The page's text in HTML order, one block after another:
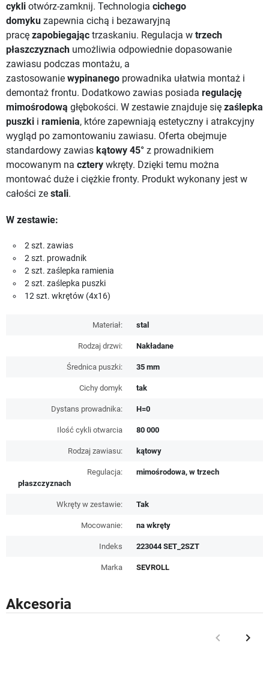
cykli otwórz-zamknij. Technologia cichego
domyku zapewnia cichą i bezawaryjną
pracę zapobiegając trzaskaniu. Regulacja w trzech
płaszczyznach umożliwia odpowiednie dopasowanie
zawiasu podczas montażu, a
zastosowanie wypinanego prowadnika ułatwia montaż i
demontaż frontu. Dodatkowo zawias posiada regulację
mimośrodową głębokości. W zestawie znajduje się zaślepka
puszki i ramienia, które zapewniają estetyczny i atrakcyjny
wygląd po zamontowaniu zawiasu. Oferta obejmuje
standardowy zawias kątowy 45° z prowadnikiem
mocowanym na cztery wkręty. Dzięki temu można
montować duże i ciężkie fronty. Produkt wykonany jest w
całości ze stali.
W zestawie:
2 szt. zawias
2 szt. prowadnik
2 szt. zaślepka ramienia
2 szt. zaślepka puszki
12 szt. wkrętów (4x16)
Materiał: stal
Rodzaj drzwi: Nakładane
Średnica puszki: 35 mm
Cichy domyk tak
Dystans prowadnika: H=0
Ilość cykli otwarcia 80 000
Rodzaj zawiasu: kątowy
Regulacja:
mimośrodowa, w trzech
płaszczyznach
Wkręty w zestawie: Tak
Mocowanie: na wkręty
Indeks 223044 SET_2SZT
Marka SEVROLL
Akcesoria
Poprzedni
keyboard_arrow_left keyboard_arrow_right